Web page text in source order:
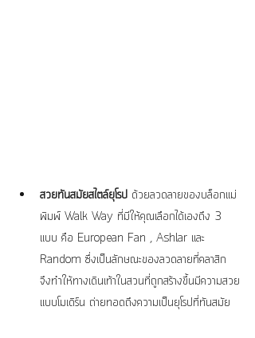
สวยทันสมัยสไตล์ยุโรป ด้วยลวดลายของบล็อกแม่
พิมพ์ Walk Way ที่มีให้คุณเลือกได้เองถึง 3
แบบ คือ European Fan , Ashlar และ
Random ซึ่งเป็นลักษณะของลวดลายที่คลาสิก
จึงทำให้ทางเดินเท้าในสวนที่ถูกสร้างขึ้นมีความสวย
แบบโมเดิร์น ถ่ายทอดถึงความเป็นยุโรปที่ทันสมัย